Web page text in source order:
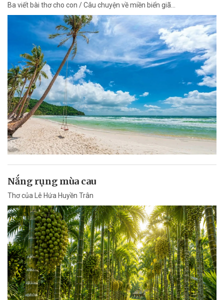
Ba viết bài thơ cho con / Câu chuyện về miền biển giã...
Nắng rụng mùa cau
Thơ của Lê Hứa Huyền Trân